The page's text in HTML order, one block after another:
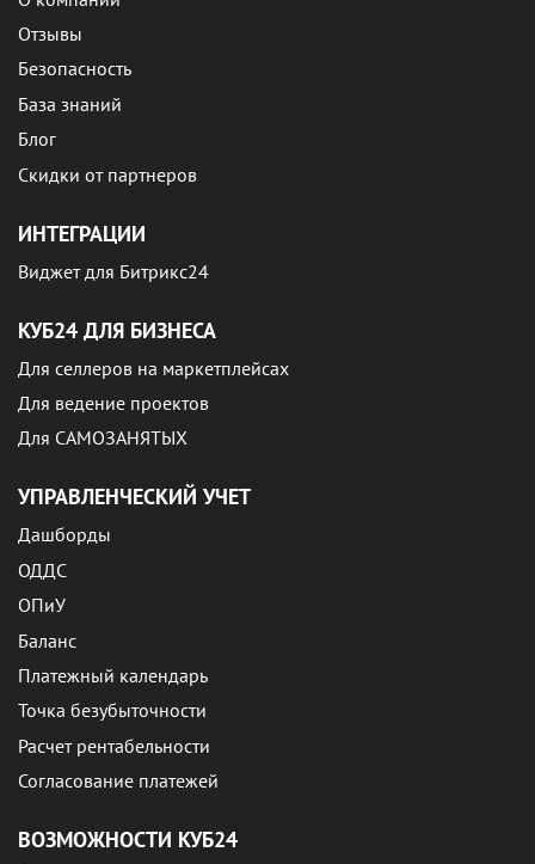
Отзывы
Безопасность
База знаний
Блог
Скидки от партнеров
ИНТЕГРАЦИИ
Виджет для Битрикс24
КУБ24 ДЛЯ БИЗНЕСА
Для селлеров на маркетплейсах
Для ведение проектов
Для САМОЗАНЯТЫХ
УПРАВЛЕНЧЕСКИЙ УЧЕТ
Дашборды
ОДДС
ОПиУ
Баланс
Платежный календарь
Точка безубыточности
Расчет рентабельности
Согласование платежей
ВОЗМОЖНОСТИ КУБ24